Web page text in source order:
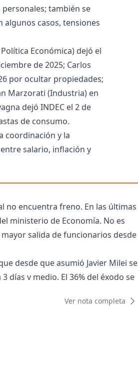
también se
algunos casos, tensiones
Económica) dejó el
de 2025; Carlos
por ocultar propiedades;
Marzorati (Industria) en
dejó INDEC el 2 de
de consumo.
coordinación y la
salario, inflación y
no encuentra freno. En las últimas
ministerio de Economía. No es
salida de funcionarios desde
desde que asumió Javier Milei se
días y medio. El 36% del éxodo se
de José García Hamilton,
presidencia del Ente Nacional
creado por el Gobierno para
Ver nota completa